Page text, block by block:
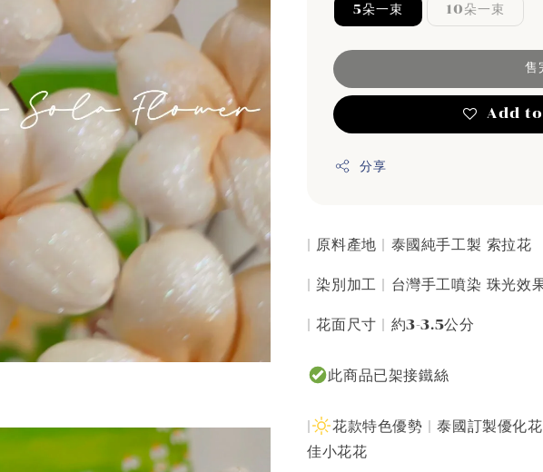
5朵一束 10朵一束
售
Add
分享
| 原料產地 | 泰國純手工製 索拉花
| 染別加工 | 台灣手工噴染 珠光效
| 花面尺寸 | 約3-3.5公分
此商品已架接鐵絲
|
花款特色優勢 | 泰國訂製優化
佳小花花